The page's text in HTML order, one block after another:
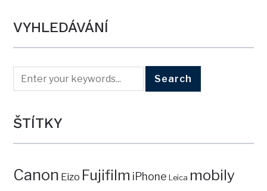
VYHLEDÁVÁNÍ
ŠTÍTKY
Canon Eizo Fujifilm iPhone Leica mobily